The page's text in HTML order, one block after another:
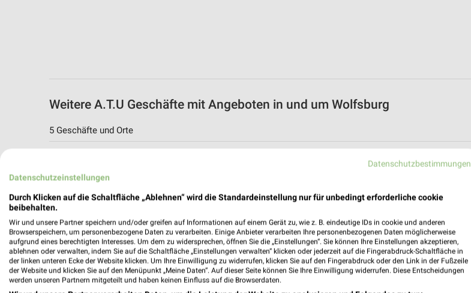
Weitere A.T.U Geschäfte mit Angeboten in und um Wolfsburg
5 Geschäfte und Orte
Gifhorn, Deutschland
194,09 km
A.T.U Angebote in Braunschweig
Braunschweig, Deutschland
195,43 km
Datenschutzbestimmungen
Datenschutzeinstellungen
Durch Klicken auf die Schaltfläche „Ablehnen“ wird die Standardeinstellung nur für unbedingt erforderliche cookie
beibehalten.
Wir und unsere Partner speichern und/oder greifen auf Informationen auf einem Gerät zu, wie z. B. eindeutige IDs in cookie und anderen
Browserspeichern, um personenbezogene Daten zu verarbeiten. Einige Anbieter verarbeiten Ihre personenbezogenen Daten möglicherweise
aufgrund eines berechtigten Interesses. Um dem zu widersprechen, öffnen Sie die „Einstellungen“. Sie können Ihre Einstellungen akzeptieren,
ablehnen oder verwalten, indem Sie auf die Schaltfläche „Einstellungen verwalten“ klicken oder jederzeit auf die Fingerabdruck-Schaltfläche in
der linken unteren Ecke der Website klicken. Um Ihre Einwilligung zu widerrufen, klicken Sie auf den Fingerabdruck oder den Link in der Fußzeile
der Website und klicken Sie auf den Menüpunkt „Meine Daten“. Auf dieser Seite können Sie Ihre Einwilligung widerrufen. Diese Entscheidungen
werden unseren Partnern mitgeteilt und haben keinen Einfluss auf die Browserdaten.